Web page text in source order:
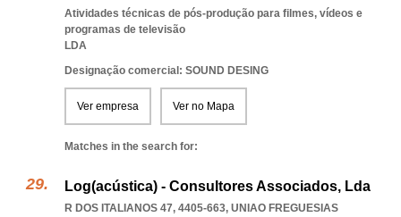
Atividades técnicas de pós-produção para filmes, vídeos e
programas de televisão
LDA
Designação comercial: SOUND DESING
Ver empresa Ver no Mapa
Matches in the search for:
Log(acústica) - Consultores Associados, Lda
R DOS ITALIANOS 47, 4405-663, UNIAO FREGUESIAS